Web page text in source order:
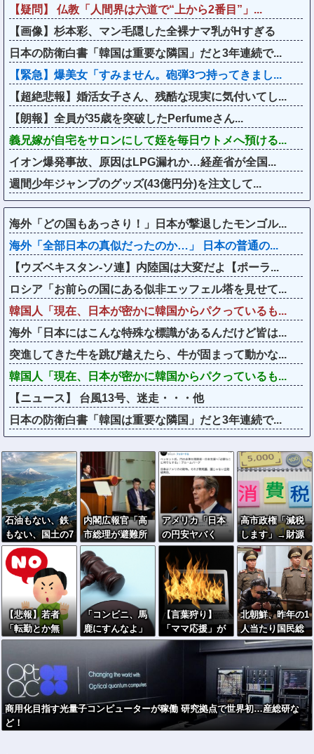
【疑問】 仏教「人間界は六道で“上から2番目”」...
【画像】杉本彩、マン毛隠した全裸ナマ乳がHすぎる
日本の防衛白書「韓国は重要な隣国」だと3年連続で...
【緊急】爆美女「すみません。砲弾3つ持ってきまし...
【超絶悲報】婚活女子さん、残酷な現実に気付いてし...
【朗報】全員が35歳を突破したPerfumeさん...
義兄嫁が自宅をサロンにして姪を毎日ウトメへ預ける...
イオン爆発事故、原因はLPG漏れか…経産省が全国...
週間少年ジャンプのグッズ(43億円分)を注文して...
海外「どの国もあっさり！」日本が撃退したモンゴル...
海外「全部日本の真似だったのか…」 日本の普通の...
【ウズベキスタン-ソ連】内陸国は大変だよ【ポーラ...
ロシア「お前らの国にある似非エッフェル塔を見せて...
韓国人「現在、日本が密かに韓国からパクっているも...
海外「日本にはこんな特殊な標識があるんだけど皆は...
突進してきた牛を跳び越えたら、牛が固まって動かな...
韓国人「現在、日本が密かに韓国からパクっているも...
【ニュース】 台風13号、迷走・・・他
日本の防衛白書「韓国は重要な隣国」だと3年連続で...
石油もない、鉄
もない、国土の7
割は山…それで
も日本が世界屈
指の経済大国に
なれた「勤勉
さ」以外の勝
因！
内閣広報官「高
市総理が避難所
を３分しか視察
しなかったなん
てデマ！50分い
たぞ????」 →
しかし事実上の
視察は数分で正
解
アメリカ「日本
の円安ヤバく
ね？アジア経済
に影響出る
し。」
高市政権「減税
します」→財源
「これから考え
ます」
【悲報】若者
「転勤とか無
理」→企業、つ
始める
「コンビニ、馬
鹿にすんなよ」
→あのオーナー
夫婦、不起訴ｗ
ｗｗｗｗｗｗｗ
ｗ
【言葉狩り】
「ママ応援」が
炎上して謝罪…
もう何も言えな
北朝鮮、昨年の1
人当たり国民総
所得は約20万
円…韓国の28分
の1！
商用化目指す光量子コンピューターが稼働 研究拠点で世界初…産総研な
ど！